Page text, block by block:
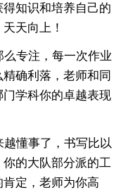
知识和培养自己的
天向上！
专注，每一次作业
确利落，老师和同
学科你的卓越表现
懂事了，书写比以
的大队部分派的工
定，老师为你高